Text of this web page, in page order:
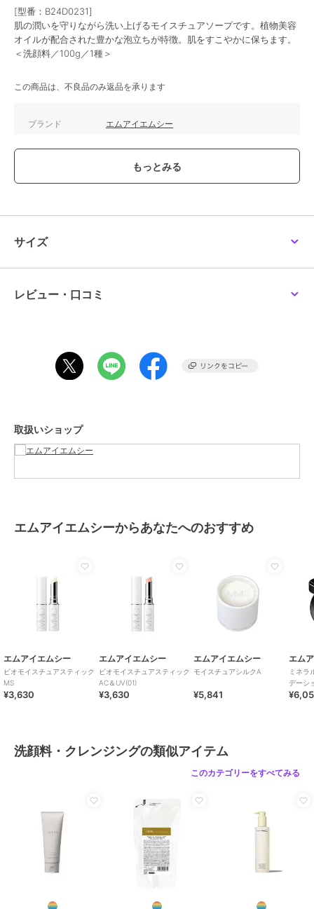
[型番：B24D0231]
肌の潤いを守りながら洗い上げるモイスチュアソープです。植物美容
オイルが配合された豊かな泡立ちが特徴。肌をすこやかに保ちます。
＜洗顔料／100g／1種＞
この商品は、不良品のみ返品を承ります
ブランド エムアイエムシー
スキンケア ／洗顔料・クレンジ
スキンケア ／洗顔料・クレンジ
カラー
サイズ -
素材
サイズ
レビュー・口コミ
取扱いショップ
エムアイエムシーからあなたへのおすすめ
エムアイエムシー
ビオモイスチュアスティック
MS
¥3,630
エムアイエムシー
ビオモイスチュアスティック
AC＆UV(01)
¥3,630
エムアイエムシー
モイスチュアシルクA
¥5,841
エム
ミネラ
デーシ
洗顔料・クレンジングの類似アイテム
このカテゴリーをすべてみる